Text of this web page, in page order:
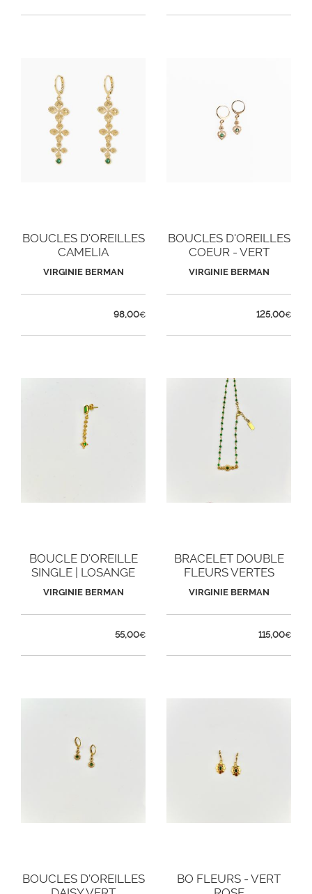
BOUCLES D'OREILLES
CAMELIA
VIRGINIE BERMAN
98,00€
BOUCLES D'OREILLES
COEUR - VERT
VIRGINIE BERMAN
125,00€
BOUCLE D'OREILLE
SINGLE | LOSANGE
VERT
VIRGINIE BERMAN
55,00€
BRACELET DOUBLE
FLEURS VERTES
VIRGINIE BERMAN
115,00€
BOUCLES D’OREILLES
BO FLEURS - VERT